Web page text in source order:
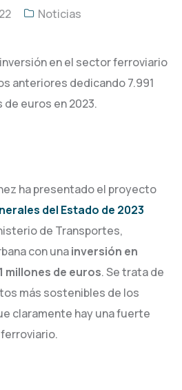
Noticias
en el sector ferroviario
anteriores dedicando 7.991
de euros en 2023.
ha presentado el proyecto
del Estado de 2023
de Transportes,
con unainversión en
millones de euros. Se trata de
más sostenibles de los
claramente hay una fuerte